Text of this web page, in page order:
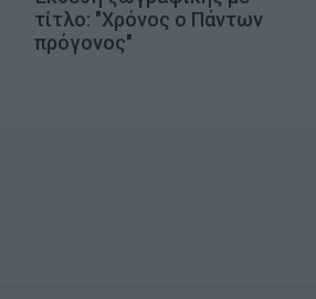
τίτλο: "Χρόνος ο Πάντων
πρόγονος"